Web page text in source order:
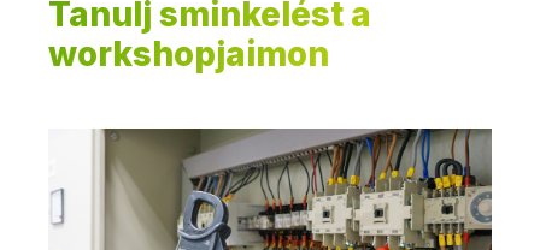
Tanulj sminkelést a
workshopjaimon